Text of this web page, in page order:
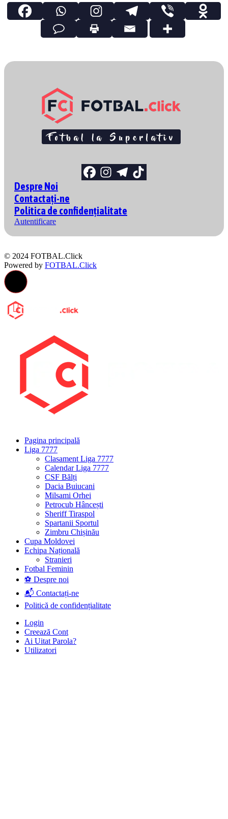
Despre Noi
Contactați-ne
Politica de confidențialitate
Autentificare
© 2024 FOTBAL.Click
Powered by FOTBAL.Click
Pagina principală
Liga 7777
Clasament Liga 7777
Calendar Liga 7777
CSF Bălți
Dacia Buiucani
Milsami Orhei
Petrocub Hâncești
Sheriff Tiraspol
Spartanii Sportul
Zimbru Chișinău
Cupa Moldovei
Echipa Națională
Stranieri
Fotbal Feminin
⚽ Despre noi
📬 Contactați-ne
Politică de confidențialitate
Login
Creează Cont
Ai Uitat Parola?
Utilizatori